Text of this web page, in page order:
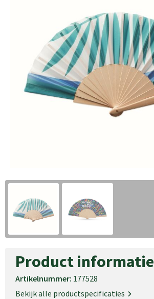
Product informatie
Artikelnummer: 177528
Bekijk alle productspecificaties